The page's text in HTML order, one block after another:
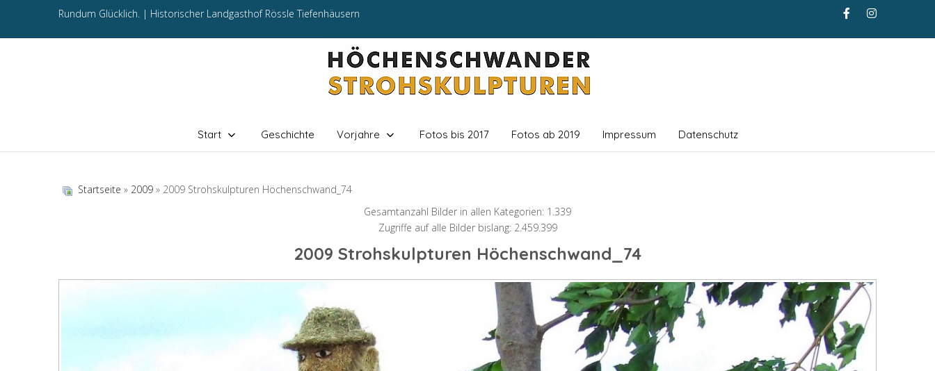
Rundum Glücklich. | Historischer Landgasthof Rössle Tiefenhäusern
Start Geschichte Vorjahre Fotos bis 2017 Fotos ab 2019 Impressum Datenschutz
Startseite » 2009 » 2009 Strohskulpturen Höchenschwand_74
Gesamtanzahl Bilder in allen Kategorien: 1.339
Zugriffe auf alle Bilder bislang: 2.459.399
2009 Strohskulpturen Höchenschwand_74